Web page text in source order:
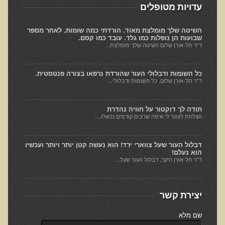
למה חשוב להיות טבעוני בריא?
שומן מעופש
חומצה אוקסלית
הנבטה והשרייה
צ'יה והמפ
שומות ודבלולי עור והקשר להרעלה ומצבים רגשיים
דבלולי עור והקשר למצב ההורמונלי והנוירולוגי
הורמונים ביו זהים
ראיון בנושא הנדסה גנטית
הדגמות ודוגמאות לנגעי עור שונים
הקשר בין יובש בעור וחרדות לגידולי עור - שתי עדויות מקרה
כתמי לידה
המנגיומות סניליות - נקודות אדומות
עדויות מטופלים
השיטה שלך מומלצת מאוד. הורדתי כמה שומות. לאחר מספר
שבועות הן נופלות כמו גלד. עובד כמו קסם.
ד"ר תל-אורן שלום השיטה שלך מומלצת...
כל השומות ודבלולי העור שהורדת נרפאו בצורה פנטסטית.
ד"ר תל-אורן שלום, כל השומות ודבלולי...
תודה לך דוקטור על חוויה נהדרת
הצלחת לעזור לי איפה שרבים קודמים נכשלו....
דבלול העור שעל צווארי ירד! הוא נעשה קטן יותר ויותר ועכשיו
הוא נעלם!
ד"ר תל-אורן היקר, דבלול העור שעל...
יצירת קשר
שם מלא